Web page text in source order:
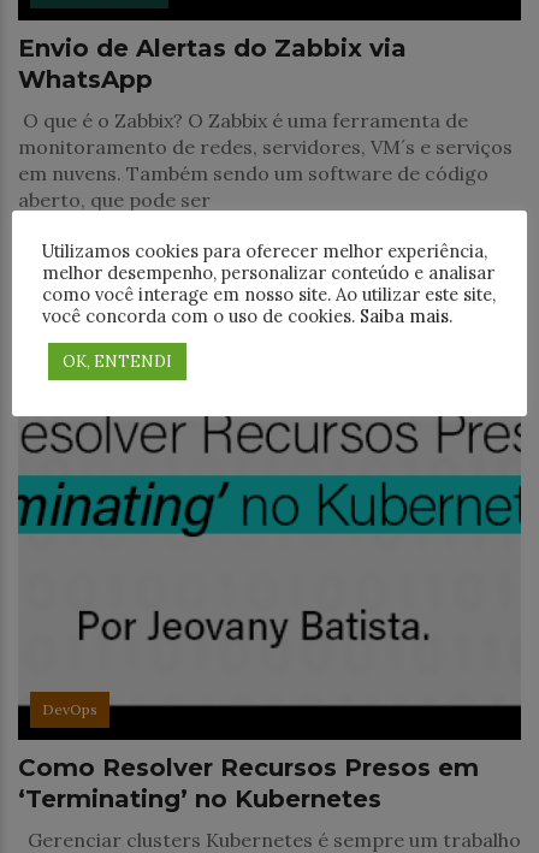
Envio de Alertas do Zabbix via
WhatsApp
O que é o Zabbix? O Zabbix é uma ferramenta de
monitoramento de redes, servidores, VM´s e serviços
em nuvens. Também sendo um software de código
aberto, que pode ser
DevOps
Como Resolver Recursos Presos em
‘Terminating’ no Kubernetes
Gerenciar clusters Kubernetes é sempre um trabalho
Utilizamos cookies para oferecer melhor experiência,
melhor desempenho, personalizar conteúdo e analisar
como você interage em nosso site. Ao utilizar este site,
você concorda com o uso de cookies. Saiba mais.
OK, ENTENDI